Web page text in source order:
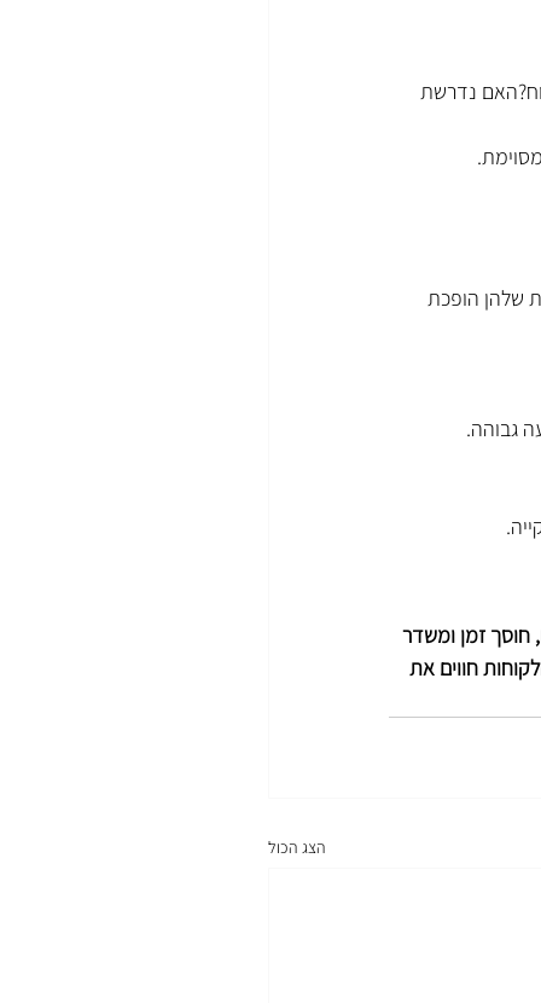
נדרשת
שלהן הופכת
גבוהה.
חוסך זמן ומשדר
חווים את
הצג הכול